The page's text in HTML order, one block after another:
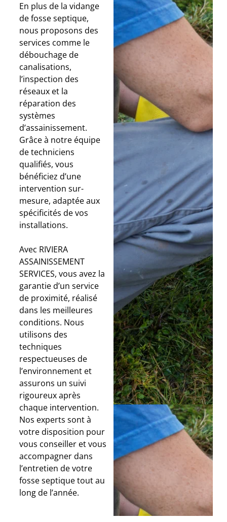
En plus de la vidange
de fosse septique,
nous proposons des
services comme le
débouchage de
canalisations,
l’inspection des
réseaux et la
réparation des
systèmes
d’assainissement.
Grâce à notre équipe
de techniciens
qualifiés, vous
bénéficiez d’une
intervention sur-
mesure, adaptée aux
spécificités de vos
installations.
Avec RIVIERA
ASSAINISSEMENT
SERVICES, vous avez la
garantie d’un service
de proximité, réalisé
dans les meilleures
conditions. Nous
utilisons des
techniques
respectueuses de
l’environnement et
assurons un suivi
rigoureux après
chaque intervention.
Nos experts sont à
votre disposition pour
vous conseiller et vous
accompagner dans
l’entretien de votre
fosse septique tout au
long de l’année.